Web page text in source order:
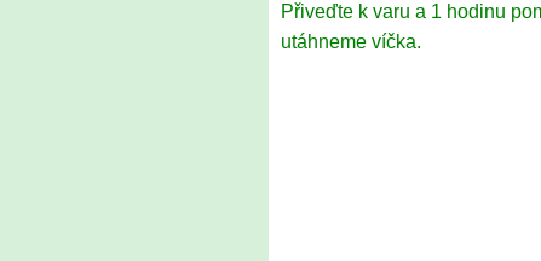
Přiveďte k varu a 1 hodinu
utáhneme víčka.